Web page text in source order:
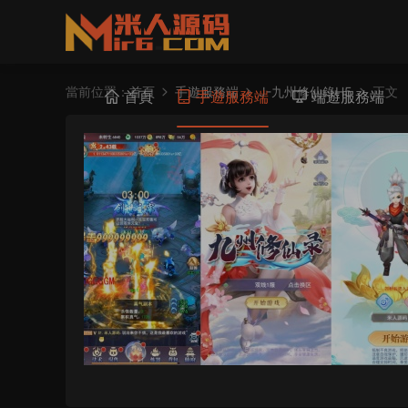
首頁 手遊服務端 端遊服務端
當前位置：首頁 手遊服務端 J-九州修仙錄H5 正文